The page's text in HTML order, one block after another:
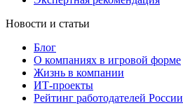
Новости и статьи
Блог
О компаниях в игровой форме
Жизнь в компании
ИТ-проекты
Рейтинг работодателей России